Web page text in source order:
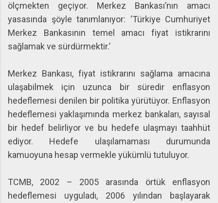
ölçmekten geçiyor. Merkez Bankası’nın amacı
yasasında şöyle tanımlanıyor: ‘Türkiye Cumhuriyet
Merkez Bankasının temel amacı fiyat istikrarını
sağlamak ve sürdürmektir.’
Merkez Bankası, fiyat istikrarını sağlama amacına
ulaşabilmek için uzunca bir süredir enflasyon
hedeflemesi denilen bir politika yürütüyor. Enflasyon
hedeflemesi yaklaşımında merkez bankaları, sayısal
bir hedef belirliyor ve bu hedefe ulaşmayı taahhüt
ediyor. Hedefe ulaşılamaması durumunda
kamuoyuna hesap vermekle yükümlü tutuluyor.
TCMB, 2002 – 2005 arasında örtük enflasyon
hedeflemesi uyguladı, 2006 yılından başlayarak